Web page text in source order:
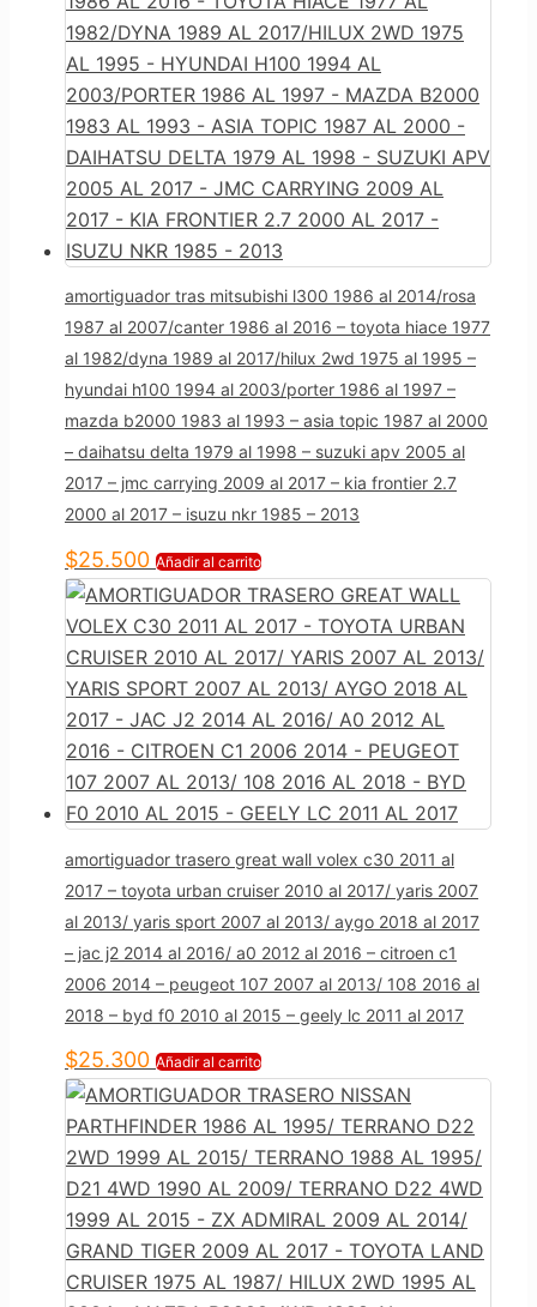
amortiguador tras mitsubishi l300 1986 al 2014/rosa
1987 al 2007/canter 1986 al 2016 – toyota hiace 1977
al 1982/dyna 1989 al 2017/hilux 2wd 1975 al 1995 –
hyundai h100 1994 al 2003/porter 1986 al 1997 –
mazda b2000 1983 al 1993 – asia topic 1987 al 2000
– daihatsu delta 1979 al 1998 – suzuki apv 2005 al
2017 – jmc carrying 2009 al 2017 – kia frontier 2.7
2000 al 2017 – isuzu nkr 1985 – 2013
$25.500 Añadir al carrito
amortiguador trasero great wall volex c30 2011 al
2017 – toyota urban cruiser 2010 al 2017/ yaris 2007
al 2013/ yaris sport 2007 al 2013/ aygo 2018 al 2017
– jac j2 2014 al 2016/ a0 2012 al 2016 – citroen c1
2006 2014 – peugeot 107 2007 al 2013/ 108 2016 al
2018 – byd f0 2010 al 2015 – geely lc 2011 al 2017
$25.300 Añadir al carrito